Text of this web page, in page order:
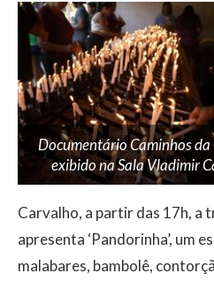
Documentário Caminhos da
exibido na Sala Vladimir
Carvalho, a partir das 17h, a
apresenta ‘Pandorinha’, um
malabares, bambolê,